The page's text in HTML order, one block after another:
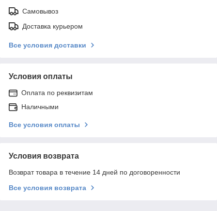
Самовывоз
Доставка курьером
Все условия доставки
Условия оплаты
Оплата по реквизитам
Наличными
Все условия оплаты
Условия возврата
Возврат товара в течение 14 дней по договоренности
Все условия возврата